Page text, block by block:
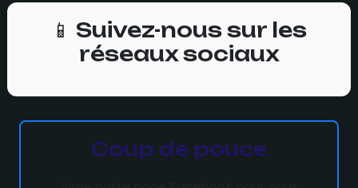
📱 Suivez-nous sur les
réseaux sociaux
Coup de pouce